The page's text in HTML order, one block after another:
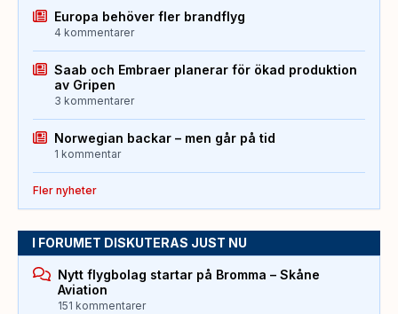
Europa behöver fler brandflyg
4 kommentarer
Saab och Embraer planerar för ökad produktion
av Gripen
3 kommentarer
Norwegian backar – men går på tid
1 kommentar
Fler nyheter
I FORUMET DISKUTERAS JUST NU
Nytt flygbolag startar på Bromma – Skåne
Aviation
151 kommentarer